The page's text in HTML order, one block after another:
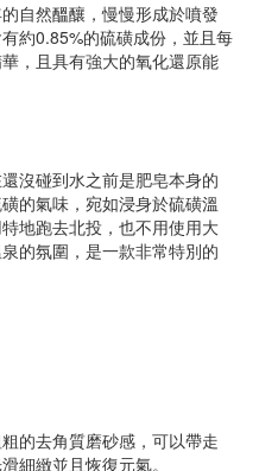
自然醞釀，慢慢形成於噴發
約0.85%的硫磺成份，並且每
，且具有強大的氧化還原能
沒碰到水之前是肥皂本身的
的氣味，宛如浸身於硫磺溫
地跑去北投，也不用使用大
的氛圍，是一款非常特別的
的去角質磨砂感，可以帶走
細緻並且恢復元氣。